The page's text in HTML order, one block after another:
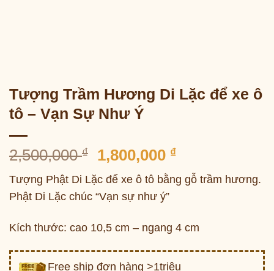
Tượng Trầm Hương Di Lặc để xe ô
tô – Vạn Sự Như Ý
2,500,000₫
Giá
gốc
là:
2,500,000 ₫.
1,800,000 ₫Giá
hiện
tại
Tượng Phật Di Lặc để xe ô tô bằng gỗ trầm hương.
Phật Di Lặc chúc “Vạn sự như ý”
Kích thước: cao 10,5 cm – ngang 4 cm
Free ship đơn hàng >1triệu